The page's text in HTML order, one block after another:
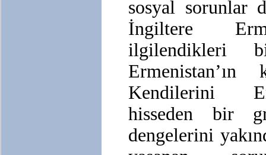
sosyal sorunlar
İngiltere
ilgilendikleri
Ermenistan’ın
Kendilerini
hisseden bir
dengelerini